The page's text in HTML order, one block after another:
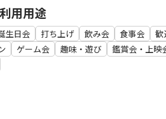
用用途
生日会 打ち上げ 飲み会 食事会 歓
ゲーム会 趣味・遊び 鑑賞会・上映